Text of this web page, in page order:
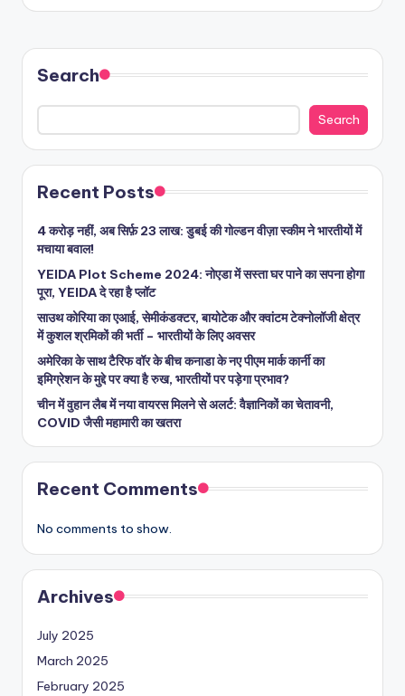
Search
Search
Recent Posts
4 करोड़ नहीं, अब सिर्फ़ 23 लाख: डुबई की गोल्डन वीज़ा स्कीम ने भारतीयों में
मचाया बवाल!
YEIDA Plot Scheme 2024: नोएडा में सस्ता घर पाने का सपना होगा
पूरा, YEIDA दे रहा है प्लॉट
साउथ कोरिया का एआई, सेमीकंडक्टर, बायोटेक और क्वांटम टेक्नोलॉजी क्षेत्र
में कुशल श्रमिकों की भर्ती – भारतीयों के लिए अवसर
अमेरिका के साथ टैरिफ वॉर के बीच कनाडा के नए पीएम मार्क कार्नी का
इमिग्रेशन के मुद्दे पर क्या है रुख, भारतीयों पर पड़ेगा प्रभाव?
चीन में वुहान लैब में नया वायरस मिलने से अलर्ट: वैज्ञानिकों का चेतावनी,
COVID जैसी महामारी का खतरा
Recent Comments
No comments to show.
Archives
July 2025
March 2025
February 2025